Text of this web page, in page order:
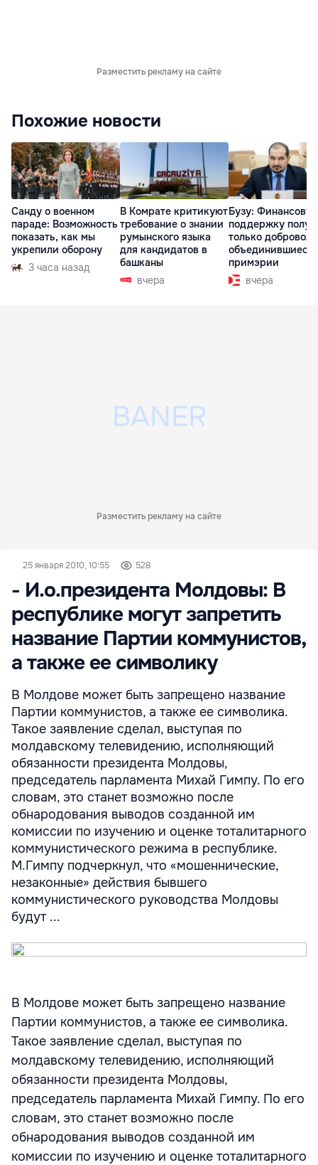
Разместить рекламу на сайте
Похожие новости
Санду о военном
параде: Возможность
показать, как мы
укрепили оборону
3 часа назад
В Комрате критикуют
требование о знании
румынского языка
для кандидатов в
башканы
вчера
Бузу:
поддержку
только
объединившиеся
примэрии
вчера
Разместить рекламу на сайте
25 января 2010, 10:55 528
- И.о.президента Молдовы: В
республике могут запретить
название Партии коммунистов,
а также ее символику
В Молдове может быть запрещено название
Партии коммунистов, а также ее символика.
Такое заявление сделал, выступая по
молдавскому телевидению, исполняющий
обязанности президента Молдовы,
председатель парламента Михай Гимпу. По его
словам, это станет возможно после
обнародования выводов созданной им
комиссии по изучению и оценке тоталитарного
коммунистического режима в республике.
М.Гимпу подчеркнул, что «мошеннические,
незаконные» действия бывшего
коммунистического руководства Молдовы
будут ...
В Молдове может быть запрещено название
Партии коммунистов, а также ее символика.
Такое заявление сделал, выступая по
молдавскому телевидению, исполняющий
обязанности президента Молдовы,
председатель парламента Михай Гимпу. По его
словам, это станет возможно после
обнародования выводов созданной им
комиссии по изучению и оценке тоталитарного